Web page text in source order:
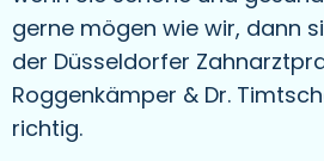
gerne mögen wie wir, dann
der Düsseldorfer
Roggenkämper & Dr.
richtig.